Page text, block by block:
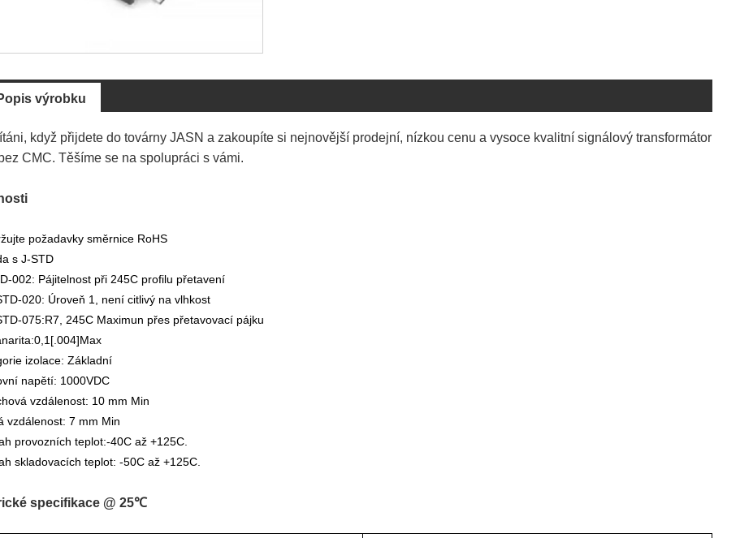
výrobku
když přijdete do továrny JASN a zakoupíte si nejnovější prodejní, nízkou cenu a vysoce kvalitní signálový transformátor
CMC. Těšíme se na spolupráci s vámi.
požadavky směrnice RoHS
s J-STD
002: Pájitelnost při 245C profilu přetavení
020: Úroveň 1, není citlivý na vlhkost
075:R7, 245C Maximun přes přetavovací pájku
izolace: Základní
napětí: 1000VDC
vzdálenost: 10 mm Min
vzdálenost: 7 mm Min
provozních teplot:-40C až +125C.
skladovacích teplot: -50C až +125C.
specifikace @ 25℃